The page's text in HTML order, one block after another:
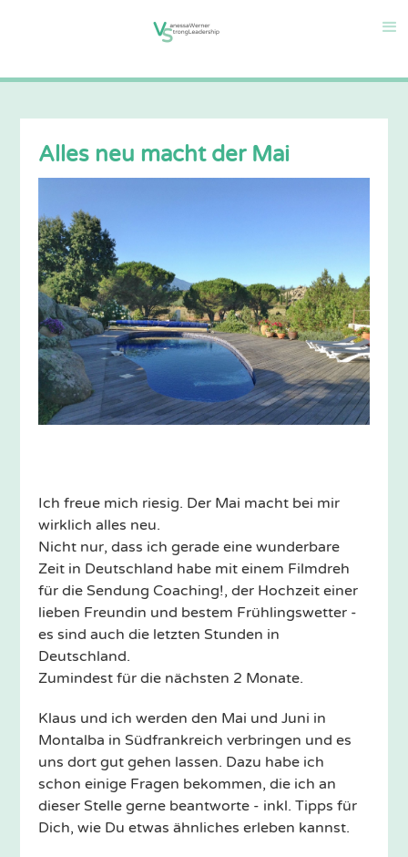
Alles neu macht der Mai
Ich freue mich riesig. Der Mai macht bei mir
wirklich alles neu.
Nicht nur, dass ich gerade eine wunderbare
Zeit in Deutschland habe mit einem Filmdreh
für die Sendung Coaching!, der Hochzeit einer
lieben Freundin und bestem Frühlingswetter -
es sind auch die letzten Stunden in
Deutschland.
Zumindest für die nächsten 2 Monate.
Klaus und ich werden den Mai und Juni in
Montalba in Südfrankreich verbringen und es
uns dort gut gehen lassen. Dazu habe ich
schon einige Fragen bekommen, die ich an
dieser Stelle gerne beantworte - inkl. Tipps für
Dich, wie Du etwas ähnliches erleben kannst.